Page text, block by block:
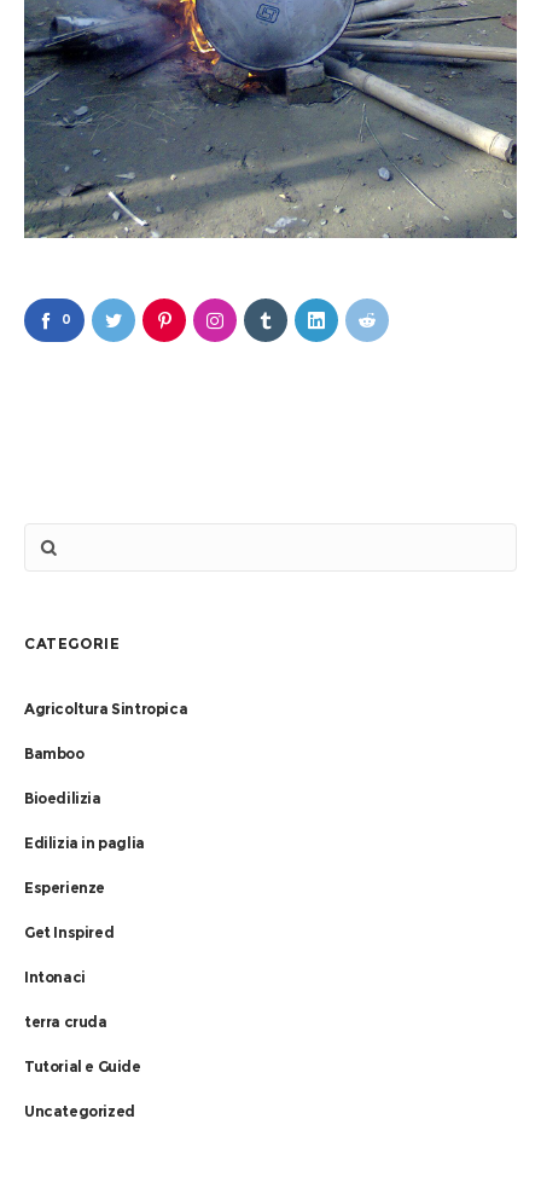
0
CATEGORIE
Agricoltura Sintropica
Bamboo
Bioedilizia
Edilizia in paglia
Esperienze
Get Inspired
Intonaci
terra cruda
Tutorial e Guide
Uncategorized